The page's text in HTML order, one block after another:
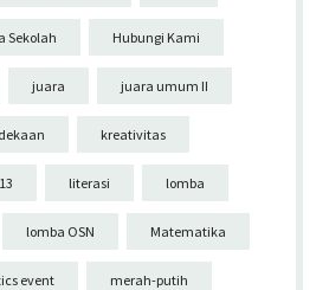
Sekolah Hubungi Kami
juara juara umum II
kreativitas
literasi lomba
lomba OSN Matematika
event merah-putih